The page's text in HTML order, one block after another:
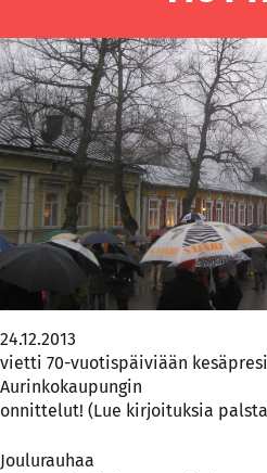
24.12.2013
vietti 70-vuotispäiviään
Aurinkokaupungin
onnittelut! (Lue kirjoituksia
Joulurauhaa